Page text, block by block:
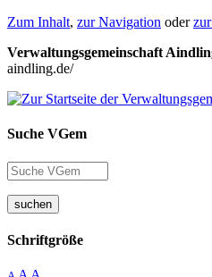
Zum Inhalt, zur Navigation oder
Verwaltungsgemeinschaft
aindling.de/
Suche VGem
suchen
Schriftgröße